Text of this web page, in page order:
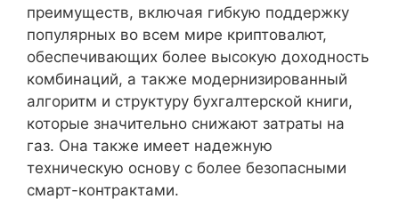
преимуществ, включая гибкую поддержку
популярных во всем мире криптовалют,
обеспечивающих более высокую доходность
комбинаций, а также модернизированный
алгоритм и структуру бухгалтерской книги,
которые значительно снижают затраты на
газ. Она также имеет надежную
техническую основу с более безопасными
смарт-контрактами.